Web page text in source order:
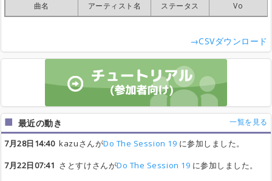
曲名 アーティスト名 ステータス Vo
曲名 アーティスト名 ステータス Vo
曲名 アーティスト名 ステータス Vo
曲名 アーティスト名 ステータス Vo
→CSVダウンロード
最近の動き 一覧を見る
7月28日14:40kazuさんがDo The Session 19 に参加しました。
7月22日07:41 さとすけさんがDo The Session 19 に参加しました。